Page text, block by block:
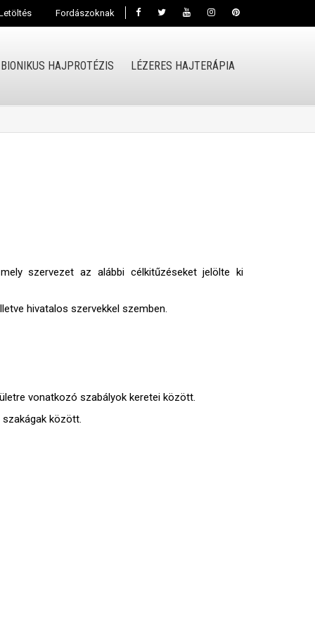
Fordászoknak
BIONIKUS HAJPROTÉZIS LÉZERES HAJTERÁPIA
szervezet az alábbi célkitűzéseket jelölte ki
hivatalos szervekkel szemben.
vonatkozó szabályok keretei között.
között.